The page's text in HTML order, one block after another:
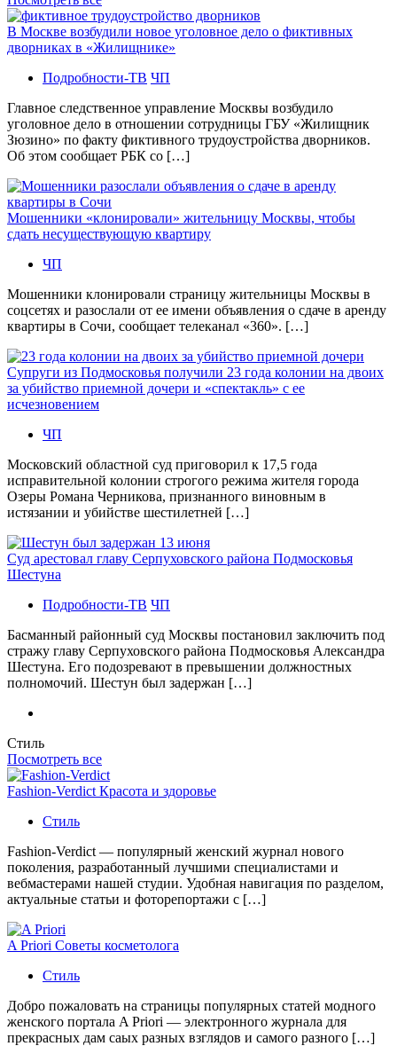
В Москве возбудили новое уголовное дело о фиктивных
дворниках в «Жилищнике»
Подробности-ТВ ЧП
Главное следственное управление Москвы возбудило
уголовное дело в отношении сотрудницы ГБУ «Жилищник
Зюзино» по факту фиктивного трудоустройства дворников.
Об этом сообщает РБК со […]
Мошенники «клонировали» жительницу Москвы, чтобы
сдать несуществующую квартиру
ЧП
Мошенники клонировали страницу жительницы Москвы в
соцсетях и разослали от ее имени объявления о сдаче в аренду
квартиры в Сочи, сообщает телеканал «360». […]
Супруги из Подмосковья получили 23 года колонии на двоих
за убийство приемной дочери и «спектакль» с ее
исчезновением
ЧП
Московский областной суд приговорил к 17,5 года
исправительной колонии строгого режима жителя города
Озеры Романа Черникова, признанного виновным в
истязании и убийстве шестилетней […]
Суд арестовал главу Серпуховского района Подмосковья
Шестуна
Подробности-ТВ ЧП
Басманный районный суд Москвы постановил заключить под
стражу главу Серпуховского района Подмосковья Александра
Шестуна. Его подозревают в превышении должностных
полномочий. Шестун был задержан […]
Стиль
Посмотреть все
Fashion-Verdict Красота и здоровье
Стиль
Fashion-Verdict — популярный женский журнал нового
поколения, разработанный лучшими специалистами и
вебмастерами нашей студии. Удобная навигация по разделом,
актуальные статьи и фоторепортажи с […]
A Priori Советы косметолога
Стиль
Добро пожаловать на страницы популярных статей модного
женского портала A Priori — электронного журнала для
прекрасных дам саых разных взглядов и самого разного […]